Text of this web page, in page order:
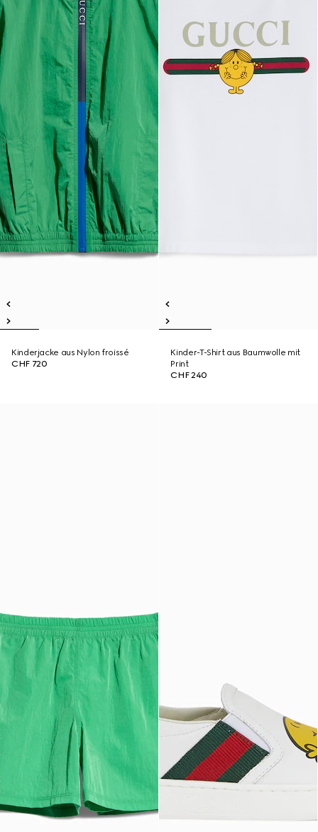
Kinderjacke aus Nylon froissé
CHF 720
Kinder-T-Shirt aus Baumwolle mit
Print
CHF 240